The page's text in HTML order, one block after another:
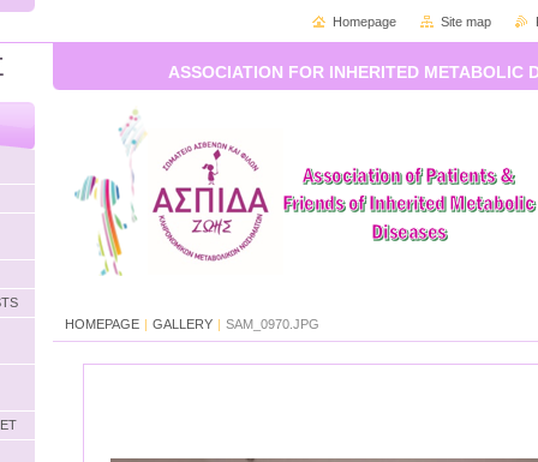
ASSOCIATION FOR INHERITED METABOLIC
HOMEPAGE | GALLERY | SAM_0970.JPG
Homepage Site map